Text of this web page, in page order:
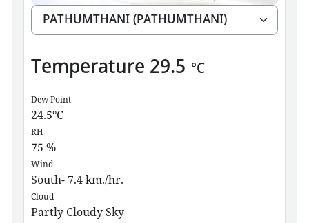
Temperature 29.5 °C
Dew Point
24.5°C
RH
75%
Wind
South- 7.4 km./hr.
Cloud
Partly Cloudy Sky